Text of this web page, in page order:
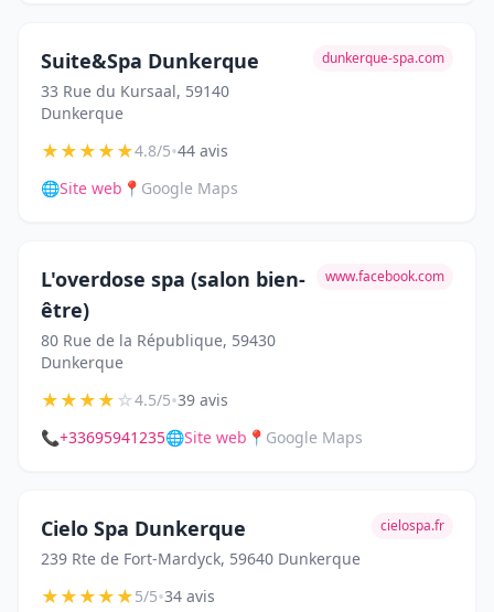
Suite&Spa Dunkerque
33 Rue du Kursaal, 59140
Dunkerque
dunkerque-spa.com
★★★★★4.8/5•44 avis
🌐Site web 📍 Google Maps
L'overdose spa (salon bien-
être)
80 Rue de la République, 59430
Dunkerque
www.facebook.com
★★★★☆4.5/5•39 avis
📞+33695941235🌐Site web 📍 Google Maps
Cielo Spa Dunkerque
239 Rte de Fort-Mardyck, 59640 Dunkerque
cielospa.fr
★★★★★5/5•34 avis